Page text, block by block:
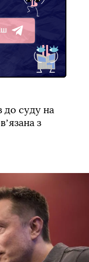
до суду на
з